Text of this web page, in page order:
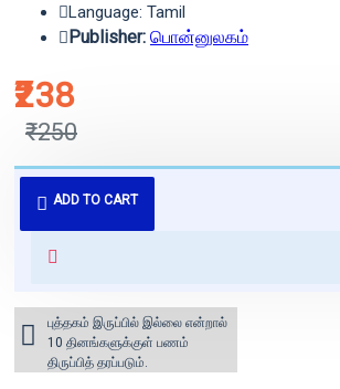
₹238
₹250
Language: Tamil
Publisher: பொன்னுலகம்
ADD TO CART
புத்தகம் 3 - 7 நாட்களில் அனுப்பி
வைக்கப்படும்.
for orders above ₹1000 within
புத்தகம் இருப்பில் இல்லை என்றால்
10 தினங்களுக்குள் பணம்
திருப்பித் தரப்படும்.